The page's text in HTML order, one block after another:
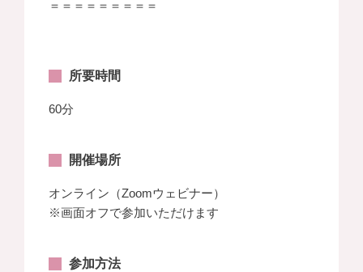
＝＝＝＝＝＝＝＝＝
所要時間
60分
開催場所
オンライン（Zoomウェビナー）
※画面オフで参加いただけます
参加方法